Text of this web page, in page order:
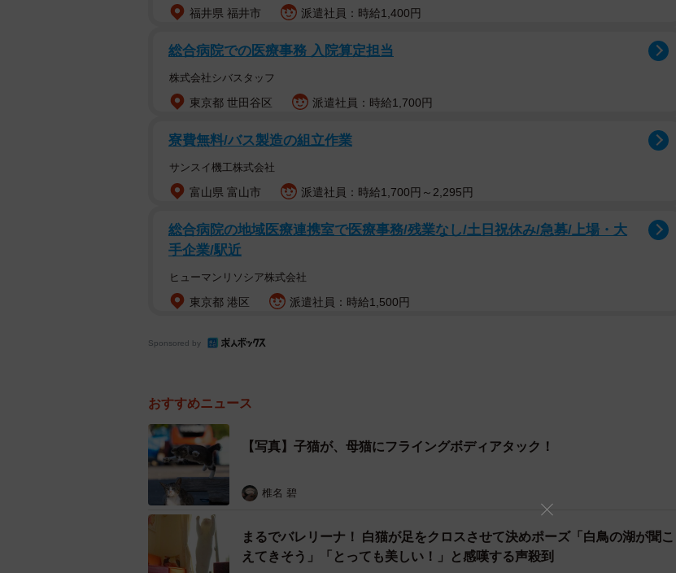
フライングボディアタック！【提供：猫写真家 沖 昌之（MASAYUKI OKIさん）】
――写真はどこで撮影を？
と、遊び足りなくてちょっかいを出していた子猫のひとコマです」
「母猫の表情も見える位置から撮ろうと思って立ち位置を決めました。子猫が何度か周りを
うろうろしていたので、もしかしたら飛ぶかもと構えていたんです。タイミングを見計らっ
て、ちょうど空中に浮いた瞬間を狙いました」
――写真を撮影された時の率直なご感想は？
「いいタイミングでシャッターが押せたなぁっていうくらいでしたね」
福井県 福井市 派遣社員：時給1,400円
総合病院での医療事務 入院算定担当
株式会社シバスタッフ
東京都 世田谷区 派遣社員：時給1,700円
寮費無料/バス製造の組立作業
サンスイ機工株式会社
富山県 富山市 派遣社員：時給1,700円～2,295円
総合病院の地域医療連携室で医療事務/残業なし/土日祝休み/急募/上場・大
手企業/駅近
ヒューマンリソシア株式会社
東京都 港区 派遣社員：時給1,500円
Sponsored by
おすすめニュース
【写真】子猫が、母猫にフライングボディアタック！
椎名 碧
まるでバレリーナ！ 白猫が足をクロスさせて決めポーズ「白鳥の湖が聞こ
えてきそう」「とっても美しい！」と感嘆する声殺到